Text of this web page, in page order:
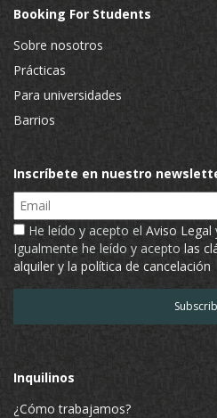
Booking For Students
Sobre nosotros
Prácticas
Para universidades
Barrios
Inscríbete en nuestro
Email
He leído y acepto el Aviso Legal
Igualmente he leído y acepto las
alquiler y la política de cancelación
Inquilinos
¿Cómo trabajamos?